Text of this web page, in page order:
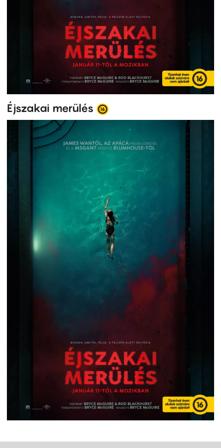
Éjszakai merülés